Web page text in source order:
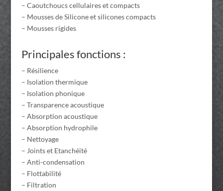
– Caoutchoucs cellulaires et compacts
– Mousses de Silicone et silicones compacts
– Mousses rigides
Principales fonctions :
– Résilience
– Isolation thermique
– Isolation phonique
– Transparence acoustique
– Absorption acoustique
– Absorption hydrophile
– Nettoyage
– Joints et Etanchéité
– Anti-condensation
– Flottabilité
– Filtration